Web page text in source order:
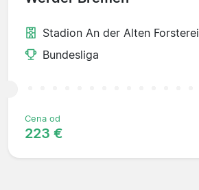
Stadion An der Alten Forsterei
Bundesliga
Cena od
223 €